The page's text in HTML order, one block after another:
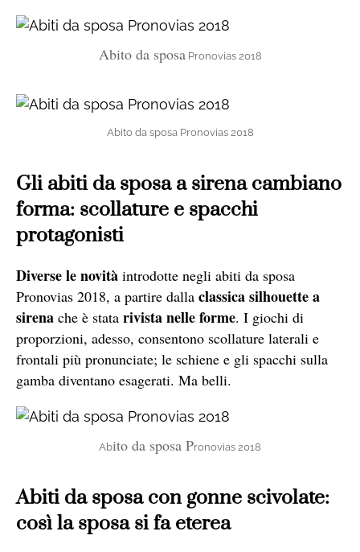
Abito da sposaPronovias 2018
Abito da sposa Pronovias 2018
Gli abiti da sposa a sirena cambiano
forma: scollature e spacchi
protagonisti
Diverse le novità introdotte negli abiti da sposa
Pronovias 2018, a partire dalla classica silhouette a
sirena che è stata rivista nelle forme. I giochi di
proporzioni, adesso, consentono scollature laterali e
frontali più pronunciate; le schiene e gli spacchi sulla
gamba diventano esagerati. Ma belli.
Abito da sposa Pronovias 2018
Abiti da sposa con gonne scivolate:
così la sposa si fa eterea